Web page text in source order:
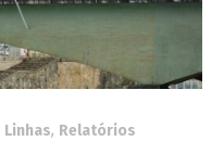
Linhas, Relatórios